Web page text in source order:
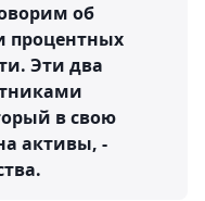
об
процентных
Эти два
в свою
активы, -